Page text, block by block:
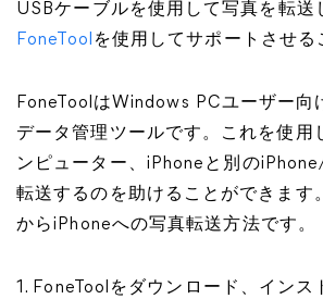
USBケーブルを使用して写真を転送
FoneTool を使用してサポートさせる
FoneToolはWindows PCユーザー向
データ管理ツールです。これを使用
ンピューター、iPhoneと別の
転送するのを助けることができます
からiPhoneへの写真転送方法です。
1. FoneToolをダウンロード、インス